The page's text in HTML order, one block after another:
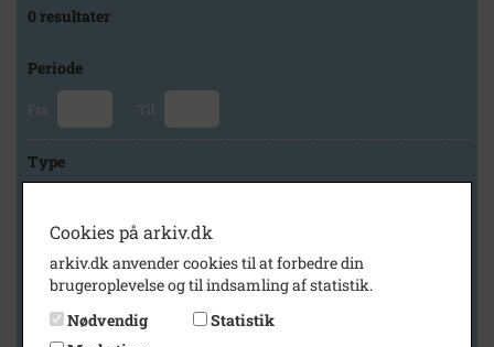
0 resultater
Periode
Fra Til
Type
Arkiv
Lokalarkivet Alsønderup -Tjæreby
Cookies på arkiv.dk
arkiv.dk anvender cookies til at forbedre din
brugeroplevelse og til indsamling af statistik.
Nødvendig
Statistik